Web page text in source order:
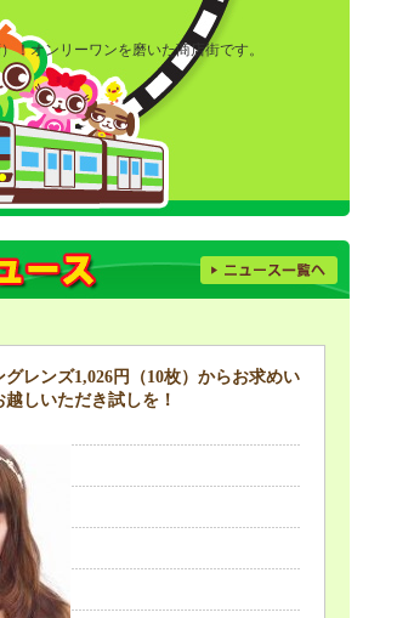
！オンリーワンを磨いた商店街です。
レンズ1,026円（10枚）からお求めい
しいただき試しを！